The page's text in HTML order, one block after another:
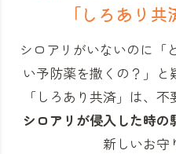
「しろあり共
シロアリがいないのに「
い予防薬を撒くの？」と
「しろあり共済」 は、不
シロアリが侵入した時
新しいお守